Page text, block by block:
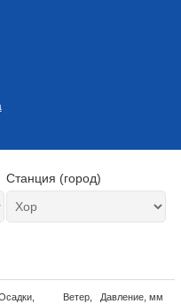
Станция (город)
Ветер,
Давление, мм